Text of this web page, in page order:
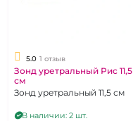
5.0 1 отзыв
Зонд уретральный Рис 11,5
см
Зонд уретральный 11,5 см
В наличии: 2 шт.